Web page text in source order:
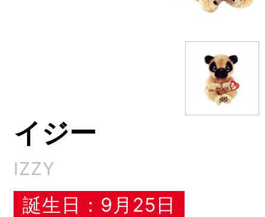
イジー
IZZY
誕生日：9月25日